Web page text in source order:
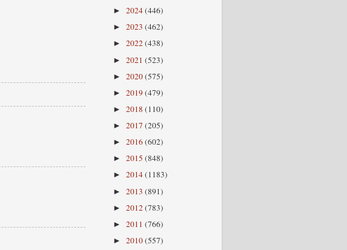
► 2024(446)
► 2023 (462)
► 2022(438)
► 2021 (523)
► 2020(575)
► 2019(479)
► 2018 (110)
► 2017 (205)
► 2016(602)
► 2015 (848)
► 2014(1183)
► 2013 (891)
► 2012(783)
► 2011 (766)
► 2010(557)